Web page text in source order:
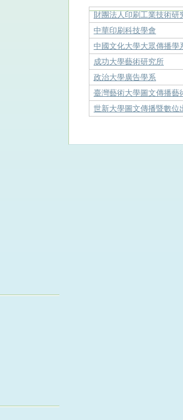
財團法人印刷工業技術研
中華印刷科技學會
中國文化大學大眾傳播學
成功大學藝術研究所
政治大學廣告學系
臺灣藝術大學圖文傳播藝
世新大學圖文傳播暨數位